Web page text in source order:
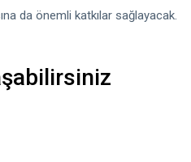
da önemli katkılar sağlayacak.